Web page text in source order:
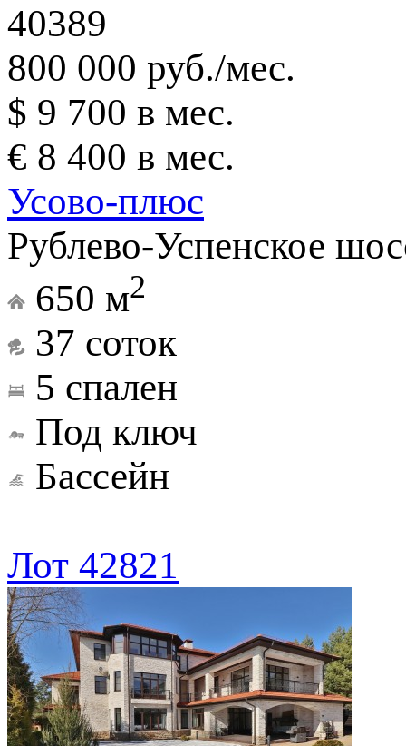
40389
800 000 руб./мес.
$ 9 700 в мес.
€ 8 400 в мес.
Усово-плюс
Рублево-Успенское
650 м2
37 соток
5 спален
Под ключ
Бассейн
Лот 42821